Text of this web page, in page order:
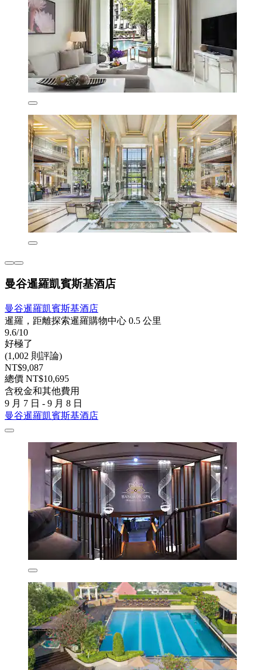
曼谷暹羅凱賓斯基酒店
曼谷暹羅凱賓斯基酒店
暹羅，距離探索暹羅購物中心 0.5 公里
9.6/10
好極了
(1,002 則評論)
NT$9,087
總價 NT$10,695
含稅金和其他費用
9 月 7 日 - 9 月 8 日
曼谷暹羅凱賓斯基酒店